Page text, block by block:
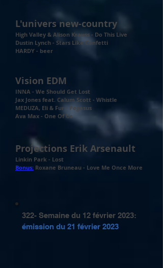
L'univers new-country
High Valley & Alison Krauss - Do This Live
Dustin Lynch - Stars Like Confetti
HARDY - beer
Vision EDM
INNA - We Should Get Lost
Jax Jones feat. Calum Scott - Whistle
MEDUZA, Eli & Fur - Pegasus
Ava Max - One Of Us
Projections Erik Arsenault
Linkin Park - Lost
Bonus: Roxane Bruneau - Love Me Once More
322- Semaine du 12 février 2023:
émission du 21 février 2023